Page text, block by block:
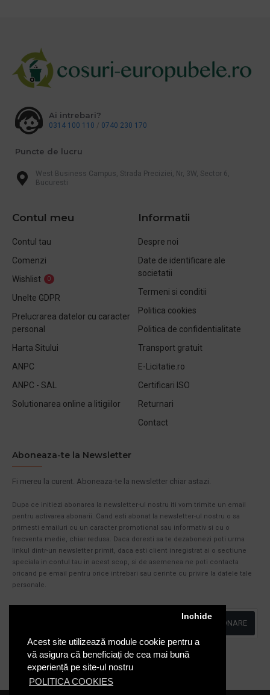
Acest site utilizează module cookie pentru a
vă asigura că beneficiați de cea mai bună
experiență pe site-ul nostru
POLITICA COOKIES
Inchide
Ai intrebari?
0314 100 110 / 0740 230 170
Puncte de lucru
West Business Campus, Strada Preciziei, Nr, 3W, Sector 6,
Bucuresti
Contul meu
Contul tau
Comenzi
Wishlist
0
Unelte GDPR
Prelucrarea datelor cu caracter
personal
Harta Sitului
ANPC
ANPC - SAL
Solutionarea online a litigiilor
Informatii
Despre noi
Date de identificare ale
societatii
Termeni si conditii
Politica cookies
Politica de confidentialitate
Transport gratuit
E-Licitatie.ro
Certificari ISO
Returnari
Contact
Aboneaza-te la Newsletter
Fi mereu la curent. Aboneaza-te la newsletter chiar astazi.
Dupa ce initiezi abonarea la newsletter-ul nostru iti vom trimite un email
pentru activarea abonarii. Cand esti abonat la newsletter-ul nostru o sa
primesti emailuri cu un caracter promotional sau informativ si cu o
frecventa medie, chiar redusa. Daca doresti sa te dezabonezi poti urma
linkul dintr-un newsletter primit, daca esti client inregistrat ai o sectiune
speciala in contul tau in acest scop, si de asemenea ne poti contacta
oricand pe email pentru orice intrebari sau cerinte cu privire la datele tale
personale.
ABONARE
Am citit şi sunt de acord cu Politica de Confidentialitate